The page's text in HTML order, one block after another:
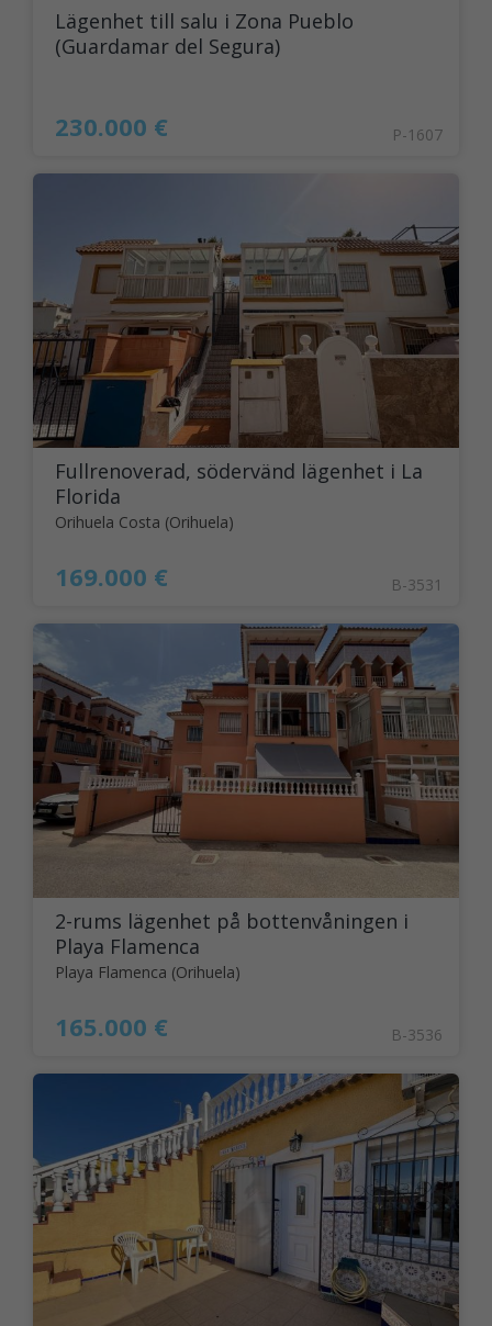
Lägenhet till salu i Zona Pueblo
(Guardamar del Segura)
230.000 € P-1607
Fullrenoverad, södervänd lägenhet i La
Florida
Orihuela Costa (Orihuela)
169.000 € B-3531
2-rums lägenhet på bottenvåningen i
Playa Flamenca
Playa Flamenca (Orihuela)
165.000 € B-3536